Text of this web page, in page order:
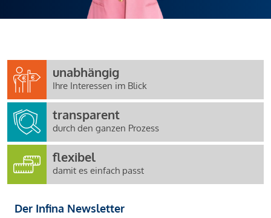
unabhängig
Ihre Interessen im Blick
transparent
durch den ganzen Prozess
flexibel
damit es einfach passt
Der Infina Newsletter